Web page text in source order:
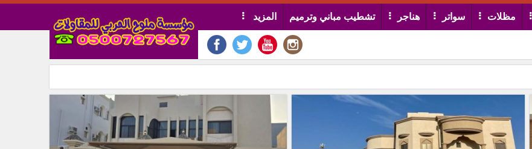
مظلات سواتر هناجر تشطيب مباني وترميم المزيد